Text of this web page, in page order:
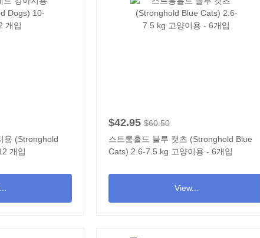
용 (Stronghold
개입
$42.95 $60.50
스트롱홀드 블루 캣츠 (Stronghold Blue
Cats) 2.6-7.5 kg 고양이용 - 6개입
View...